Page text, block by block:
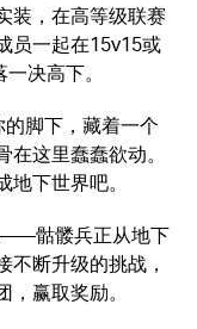
装，在高等级联赛
员一起在15v15或
决高下。
脚下，藏着一个
这里蠢蠢欲动。
下世界吧。
——骷髅兵正从地下
不断升级的挑战，
赢取奖励。